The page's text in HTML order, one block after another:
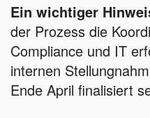
Ein wichtiger
der Prozess die
Compliance und IT
internen
Ende April finalisiert